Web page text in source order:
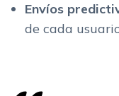
Envíos
de cada